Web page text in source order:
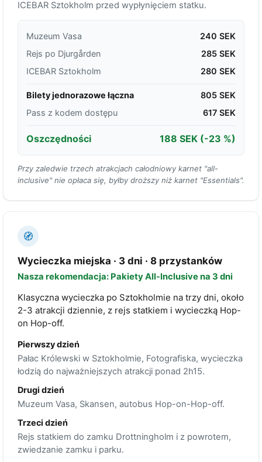
ICEBAR Sztokholm przed wypłynięciem statku.
Muzeum Vasa
240 SEK
Rejs po Djurgården
285 SEK
ICEBAR Sztokholm
280 SEK
Bilety jednorazowe łączna
805 SEK
Pass z kodem dostępu
617 SEK
Oszczędności 188 SEK (-23 %)
Przy zaledwie trzech atrakcjach całodniowy karnet "all-
inclusive" nie opłaca się, byłby droższy niż karnet "Essentials".
🧭
Wycieczka miejska · 3 dni · 8 przystanków
Nasza rekomendacja: Pakiety All-Inclusive na 3 dni
Klasyczna wycieczka po Sztokholmie na trzy dni, około
2-3 atrakcji dziennie, z rejs statkiem i wycieczką Hop-
on Hop-off.
Pierwszy dzień
Pałac Królewski w Sztokholmie, Fotografiska, wycieczka
łodzią do najważniejszych atrakcji ponad 2h15.
Drugi dzień
Muzeum Vasa, Skansen, autobus Hop-on-Hop-off.
Trzeci dzień
Rejs statkiem do zamku Drottningholm i z powrotem,
zwiedzanie zamku i parku.